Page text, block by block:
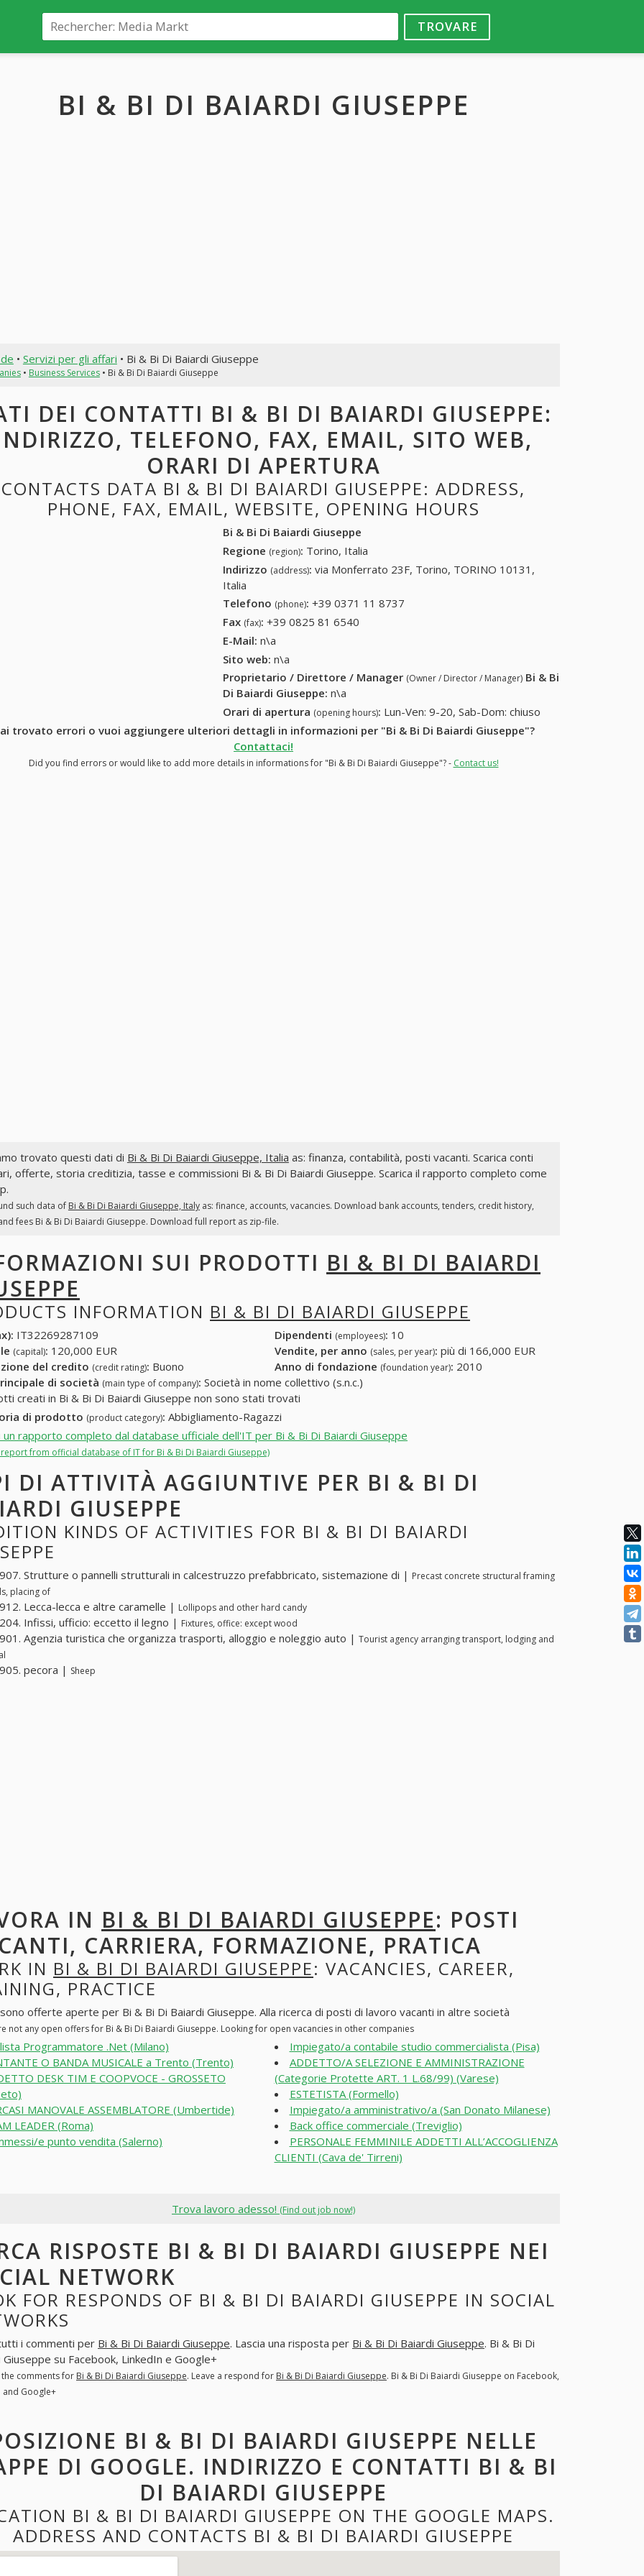
TROVARE
BI & BI DI BAIARDI GIUSEPPE
• Servizi per gli affari • Bi & Bi Di Baiardi Giuseppe
• Business Services• Bi & Bi Di Baiardi Giuseppe
DEI CONTATTI BI & BI DI BAIARDI GIUSEPPE:
TELEFONO, FAX, EMAIL, SITO WEB,
ORARI DI APERTURA
CONTACTS DATA BI & BI DI BAIARDI GIUSEPPE: ADDRESS,
PHONE, FAX, EMAIL, WEBSITE, OPENING HOURS
Bi & Bi Di Baiardi Giuseppe
Regione (region): Torino, Italia
Indirizzo (address): via Monferrato 23F, Torino, TORINO 10131,
Italia
Telefono (phone): +39 0371 11 8737
Fax (fax): +39 0825 81 6540
E-Mail: n\a
Sito web: n\a
Proprietario / Direttore / Manager (Owner / Director / Manager) Bi & Bi
Di Baiardi Giuseppe: n\a
Orari di apertura (opening hours): Lun-Ven: 9-20, Sab-Dom: chiuso
trovato errori o vuoi aggiungere ulteriori dettagli in informazioni per "Bi & Bi Di Baiardi Giuseppe"?
Contattaci!
Did you find errors or would like to add more details in informations for "Bi & Bi Di Baiardi Giuseppe"? - Contact us!
trovato questi dati di Bi & Bi Di Baiardi Giuseppe, Italia as: finanza, contabilità, posti vacanti. Scarica conti
offerte, storia creditizia, tasse e commissioni Bi & Bi Di Baiardi Giuseppe. Scarica il rapporto completo come
such data of Bi & Bi Di Baiardi Giuseppe, Italyas: finance, accounts, vacancies. Download bank accounts, tenders, credit history,
fees Bi & Bi Di Baiardi Giuseppe. Download full report as zip-file.
SUI PRODOTTI BI & BI DI BAIARDI
INFORMATION BI & BI DI BAIARDI GIUSEPPE
IT32269287109 Dipendenti (employees): 10
(capital): 120,000 EUR Vendite, per anno (sales, per year): più di 166,000 EUR
del credito (credit rating): Buono Anno di fondazione (foundation year): 2010
di società (main type of company): Società in nome collettivo (s.n.c.)
creati in Bi & Bi Di Baiardi Giuseppe non sono stati trovati
di prodotto (product category): Abbigliamento-Ragazzi
rapporto completo dal database ufficiale dell'IT per Bi & Bi Di Baiardi Giuseppe
from official database of IT for Bi & Bi Di Baiardi Giuseppe)
DI ATTIVITÀ AGGIUNTIVE PER BI & BI DI
GIUSEPPE
KINDS OF ACTIVITIES FOR BI & BI DI BAIARDI
Strutture o pannelli strutturali in calcestruzzo prefabbricato, sistemazione di | Precast concrete structural framing
placing of
Lecca-lecca e altre caramelle | Lollipops and other hard candy
Infissi, ufficio: eccetto il legno | Fixtures, office: except wood
Agenzia turistica che organizza trasporti, alloggio e noleggio auto | Tourist agency arranging transport, lodging and
pecora | Sheep
IN BI & BI DI BAIARDI GIUSEPPE: POSTI
CARRIERA, FORMAZIONE, PRATICA
IN BI & BI DI BAIARDI GIUSEPPE: VACANCIES, CAREER,
PRACTICE
offerte aperte per Bi & Bi Di Baiardi Giuseppe. Alla ricerca di posti di lavoro vacanti in altre società
not any open offers for Bi & Bi Di Baiardi Giuseppe. Looking for open vacancies in other companies
Programmatore .Net (Milano)
O BANDA MUSICALE a Trento (Trento)
DESK TIM E COOPVOCE - GROSSETO
MANOVALE ASSEMBLATORE (Umbertide)
LEADER (Roma)
e punto vendita (Salerno)
Impiegato/a contabile studio commercialista (Pisa)
ADDETTO/A SELEZIONE E AMMINISTRAZIONE
(Categorie Protette ART. 1 L.68/99) (Varese)
ESTETISTA (Formello)
Impiegato/a amministrativo/a (San Donato Milanese)
Back office commerciale (Treviglio)
PERSONALE FEMMINILE ADDETTI ALL’ACCOGLIENZA
CLIENTI (Cava de' Tirreni)
Trova lavoro adesso! (Find out job now!)
RISPOSTE BI & BI DI BAIARDI GIUSEPPE NEI
NETWORK
FOR RESPONDS OF BI & BI DI BAIARDI GIUSEPPE IN SOCIAL
i commenti per Bi & Bi Di Baiardi Giuseppe. Lascia una risposta per Bi & Bi Di Baiardi Giuseppe. Bi & Bi Di
Giuseppe su Facebook, LinkedIn e Google+
the comments for Bi & Bi Di Baiardi Giuseppe. Leave a respond for Bi & Bi Di Baiardi Giuseppe. Bi & Bi Di Baiardi Giuseppe on Facebook,
and Google+
BI & BI DI BAIARDI GIUSEPPE NELLE
DI GOOGLE. INDIRIZZO E CONTATTI BI & BI
DI BAIARDI GIUSEPPE
BI & BI DI BAIARDI GIUSEPPE ON THE GOOGLE MAPS.
ADDRESS AND CONTACTS BI & BI DI BAIARDI GIUSEPPE